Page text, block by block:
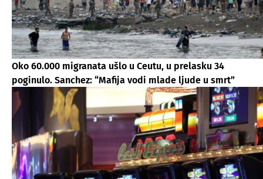
Oko 60.000 migranata ušlo u Ceutu, u prelasku 34
poginulo. Sanchez: “Mafija vodi mlade ljude u smrt”